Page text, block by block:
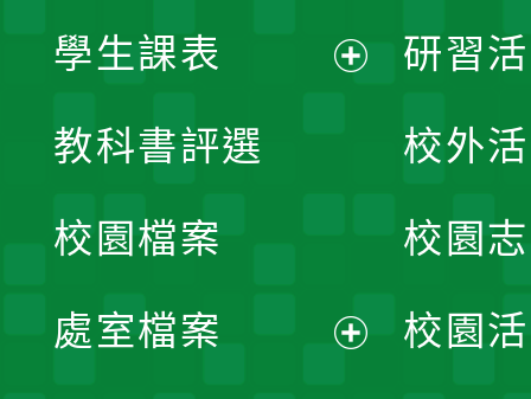
學生課表
單
教科書評選
校園檔案
處室檔案
研習
校外
校園
校園